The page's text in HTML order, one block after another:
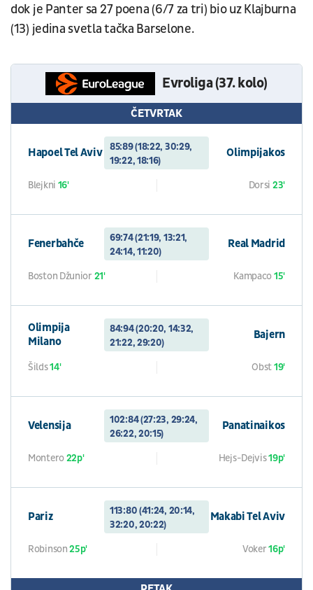
dok je Panter sa 27 poena (6/7 za tri) bio uz Klajburna
(13) jedina svetla tačka Barselone.
Evroliga (37. kolo)
ČETVRTAK
Hapoel Tel Aviv
85:89 (18:22, 30:29,
19:22, 18:16)
Olimpijakos
Blejkni 16' Dorsi 23'
Fenerbahče
69:74 (21:19, 13:21,
24:14, 11:20)
Real Madrid
Boston Džunior 21' Kampaco15'
Olimpija
Milano
84:94 (20:20, 14:32,
21:22, 29:20)
Bajern
Šilds14' Obst19'
Velensija
102:84 (27:23, 29:24,
26:22, 20:15)
Panatinaikos
Montero22p' Hejs-Dejvis19p'
Pariz
113:80 (41:24, 20:14,
32:20, 20:22)
Makabi Tel Aviv
Robinson25p' Voker16p'